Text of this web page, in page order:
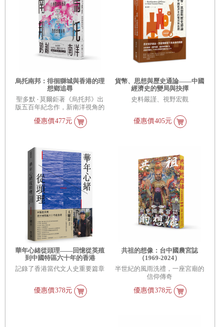
烏托南邦：徘徊獅城與香港的理
想鄉追尋
聖多默 ‧ 莫爾鉅著《烏托邦》出
版五百年紀念作，新南洋視角的
優惠價477元
貨幣、思想與歷史通論——中國
經濟史的變局與抉擇
史料嚴謹、視野宏觀
優惠價405元
華年心緒從頭理——回憶從英殖
到中國特區六十年的香港
記錄了香港當代文人史重要篇章
優惠價378元
共祖的想像：台中國農宮誌
（1969-2024）
半世紀的風雨洗禮，一座宮廟的
信仰傳奇
優惠價378元